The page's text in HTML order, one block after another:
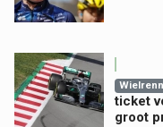
ticket
groot